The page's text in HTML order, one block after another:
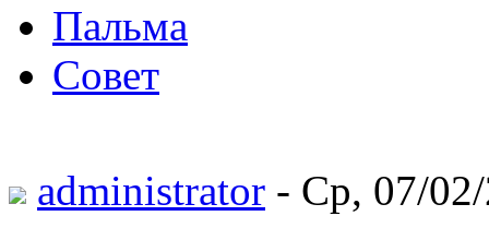
Пальма
Совет
administrator - Ср, 07/